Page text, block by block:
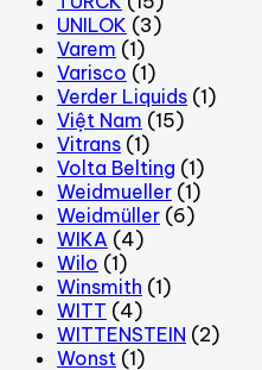
UNILOK (3)
Varem (1)
Varisco (1)
Verder Liquids (1)
Việt Nam (15)
Vitrans (1)
Volta Belting (1)
Weidmueller (1)
Weidmüller (6)
WIKA (4)
Wilo (1)
Winsmith (1)
WITT (4)
WITTENSTEIN (2)
Wonst (1)